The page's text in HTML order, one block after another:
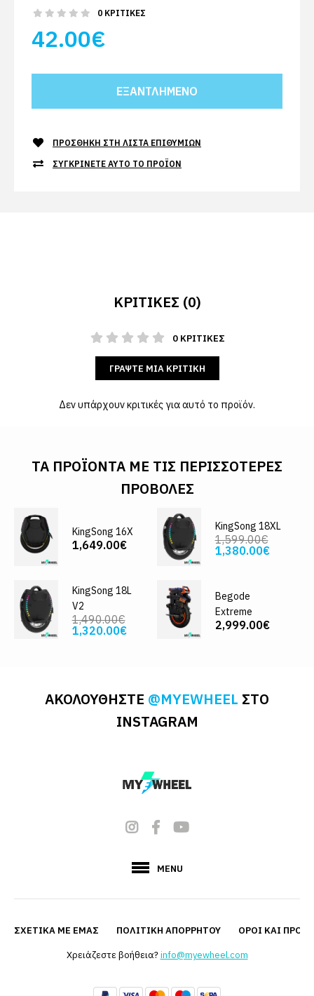
0 ΚΡΙΤΙΚΈΣ
42.00€
ΠΡΟΣΘΉΚΗ ΣΤΗ ΛΊΣΤΑ ΕΠΙΘΥΜΙΏΝ
ΣΥΓΚΡΊΝΕΤΕ ΑΥΤΌ ΤΟ ΠΡΟΪΌΝ
ΚΡΙΤΙΚΈΣ (0)
0 ΚΡΙΤΙΚΈΣ
ΓΡΆΨΤΕ ΜΙΑ ΚΡΙΤΙΚΉ
Δεν υπάρχουν κριτικές για αυτό το προϊόν.
ΤΑ ΠΡΟΪΌΝΤΑ ΜΕ ΤΙΣ ΠΕΡΙΣΣΌΤΕΡΕΣ
ΠΡΟΒΟΛΈΣ
KingSong 16X
1,649.00€
KingSong 18XL
1,599.00€
1,380.00€
KingSong 18L
V2
1,490.00€
1,320.00€
Begode
Extreme
2,999.00€
ΑΚΟΛΟΥΘΗΣΤΕ @MYEWHEEL ΣΤΟ
INSTAGRAM
MENU
ΣΧΕΤΙΚΆ ΜΕ ΕΜΆΣ ΠΟΛΙΤΙΚΉ ΑΠΟΡΡΉΤΟΥ ΟΡΟΙ ΚΑΙ
Χρειάζεστε βοήθεια?info@myewheel.com